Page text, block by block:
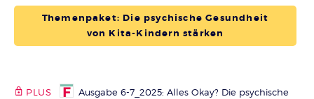
Themenpaket: Die psychische Gesundheit
von Kita-Kindern stärken
PLUS
Ausgabe 6-7_2025: Alles Okay? Die psychische